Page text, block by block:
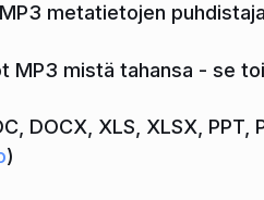
metatietojen puhdistaja
MP3 mistä tahansa - se
DOCX, XLS, XLSX,
)